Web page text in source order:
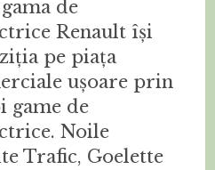
de
Renault își
pe piața
ușoare prin
game de
Noile
Trafic, Goelette